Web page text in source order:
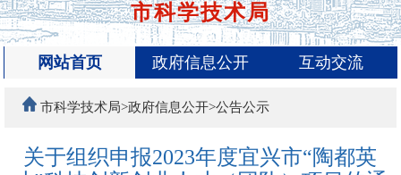
市科学技术局
网站首页 政府信息公开 互动交流
市科学技术局>政府信息公开>公告公示
关于组织申报2023年度宜兴市“陶都英